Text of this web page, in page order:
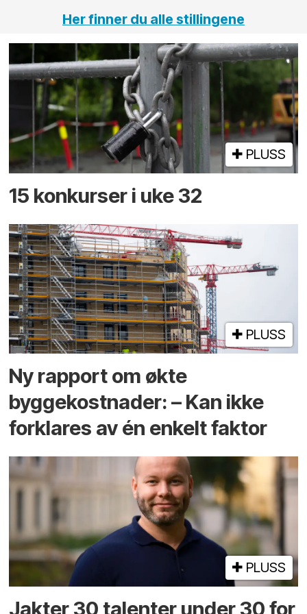
Her finner du alle stillingene
PLUSS
15 konkurser i uke 32
PLUSS
Ny rapport om økte
byggekostnader: – Kan ikke
forklares av én enkelt faktor
PLUSS
Jakter 30 talenter under 30 for